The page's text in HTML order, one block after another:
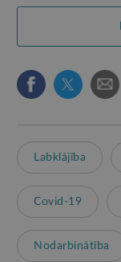
Labklājība
Covid-19
Nodarbinātība